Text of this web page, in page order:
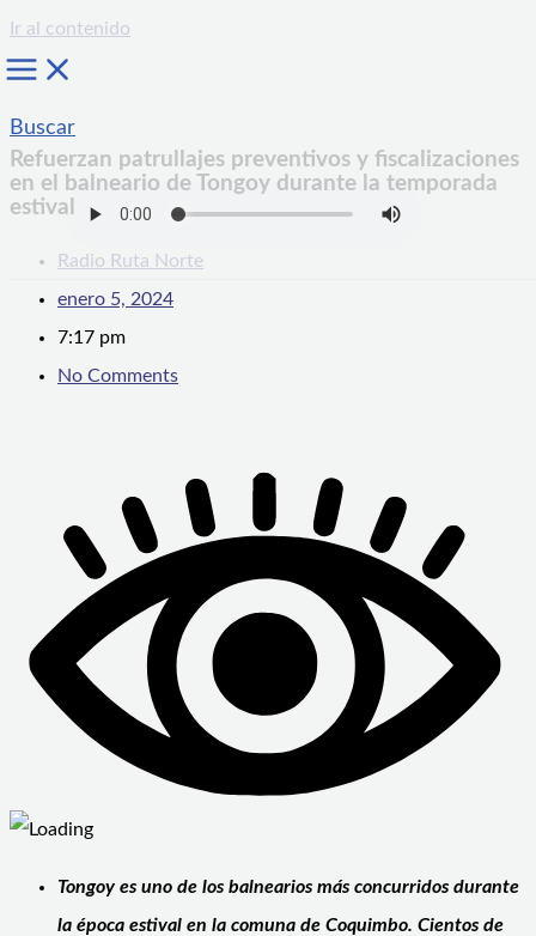
Ir al contenido
Buscar
Refuerzan patrullajes preventivos y fiscalizaciones
en el balneario de Tongoy durante la temporada
estival
Radio Ruta Norte
enero 5, 2024
7:17 pm
No Comments
Tongoy es uno de los balnearios más concurridos durante
la época estival en la comuna de Coquimbo. Cientos de